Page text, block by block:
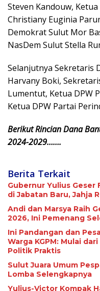
Steven Kandouw,
Christiany Euginia
Demokrat Sulut Mor
NasDem Sulut Stella
Selanjutnya Sekretaris
Harvany Boki,
Lumentut, Ketua DPW
Ketua DPW Partai
Berikut Rincian Dana
2024-2029…….
Berita Terkait
Gubernur Yulius Geser
di Jabatan Baru, Jahja
Andi dan Marsya Raih
2026, Ini Pemenang
Ini Pandangan dan
Warga KGPM: Mulai
Politik Praktis
Sulut Juara Umum
Lomba Selengkapnya
Yulius-Victor Kompak